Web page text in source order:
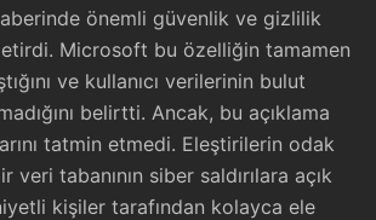
önemli güvenlik ve gizlilik
Microsoft bu özelliğin tamamen
ve kullanıcı verilerinin bulut
belirtti. Ancak, bu açıklama
tatmin etmedi. Eleştirilerin odak
veri tabanının siber saldırılara açık
kişiler tarafından kolayca ele